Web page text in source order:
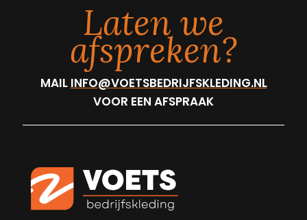
Laten we
afspreken?
MAIL INFO@VOETSBEDRIJFSKLEDING.NL
VOOR EEN AFSPRAAK